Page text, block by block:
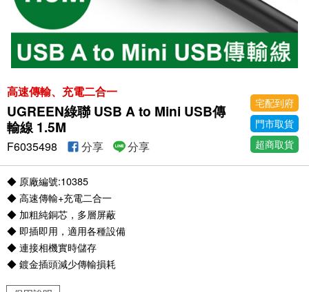
高速傳輸、充電二合一
UGREEN綠聯 USB A to Mini USB傳
輸線 1.5M
宅配到府
門市取貨
超商取貨
F6035498 分享 分享
◆ 原廠編號:10385
◆ 高速傳輸+充電二合一
◆ 加粗純銅芯，多層屏蔽
◆ 即插即用，適用各種設備
◆ 連接相機實時儲存
◆ 鍍金插頭減少傳輸損耗